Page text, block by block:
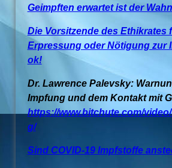
Geimpften erwartet ist der
Die Vorsitzende des Ethikrates
Erpressung oder Nötigung zur
ok!
Dr. Lawrence Palevsky:
Impfung und dem Kontakt mit
https://www.bitchute.com/
g/
Sind COVID-19 Impfstoffe